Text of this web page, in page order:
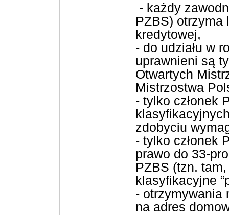
- każdy
PZBS) otrzyma
kredytowej,
- do udziału w
uprawnieni są
Otwartych
Mistrzostwa
- tylko członek
zdobyciu
- tylko członek
prawo do 33-
PZBS (tzn.
klasyfikacyjne
- otrzymywania
na adres